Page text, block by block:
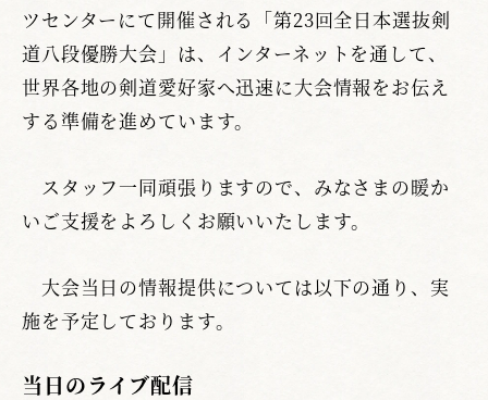
ツセンターにて開催される「第23回全日本選抜剣
道八段優勝大会」は、インターネットを通して、
世界各地の剣道愛好家へ迅速に大会情報をお伝え
する準備を進めています。
スタッフ一同頑張りますので、みなさまの暖か
いご支援をよろしくお願いいたします。
大会当日の情報提供については以下の通り、実
施を予定しております。
当日のライブ配信